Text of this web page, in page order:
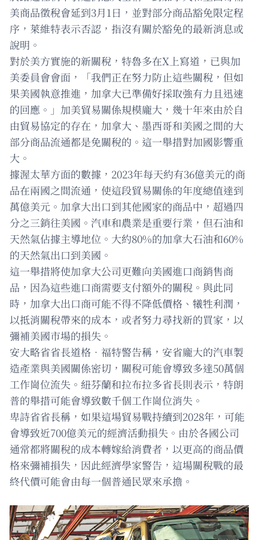
美商品徵稅會延到3月1日，並對部分商品豁免限定程
序，萊維特表示否認，指沒有關於豁免的最新消息或
說明。
對於美方實施的新關稅，特魯多在X上寫道，已與加
美委員會會面，「我們正在努力防止這些關稅，但如
果美國執意推進，加拿大已準備好採取強有力且迅速
的回應。」加美貿易關係規模龐大，幾十年來由於自
由貿易協定的存在，加拿大、墨西哥和美國之間的大
部分商品流通都是免關稅的。這一舉措對加國影響重
大。
據渥太華方面的數據，2023年每天約有36億美元的商
品在兩國之間流通，使這段貿易關係的年度總值達到
萬億美元。加拿大出口到其他國家的商品中，超過四
分之三銷往美國。汽車和農業是重要行業，但石油和
天然氣佔據主導地位。大約80%的加拿大石油和60%
的天然氣出口到美國。
這一舉措將使加拿大公司更難向美國進口商銷售商
品，因為這些進口商需要支付額外的關稅。與此同
時，加拿大出口商可能不得不降低價格、犧牲利潤，
以抵消關稅帶來的成本，或者努力尋找新的買家，以
彌補美國市場的損失。
安大略省省長道格．福特警告稱，安省龐大的汽車製
造產業與美國關係密切，關稅可能會導致多達50萬個
工作崗位流失。紐芬蘭和拉布拉多省長則表示，特朗
普的舉措可能會導致數千個工作崗位消失。
卑詩省省長稱，如果這場貿易戰持續到2028年，可能
會導致近700億美元的經濟活動損失。由於各國公司
通常都將關稅的成本轉嫁給消費者，以更高的商品價
格來彌補損失，因此經濟學家警告，這場關稅戰的最
終代價可能會由每一個普通民眾來承擔。